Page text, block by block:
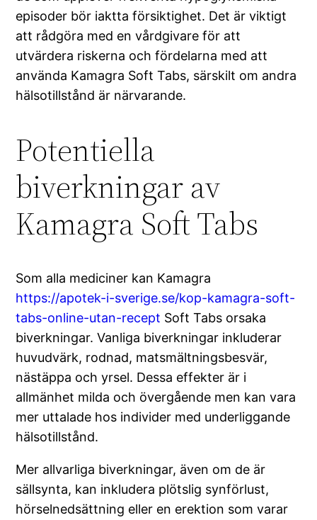
episoder bör iaktta försiktighet. Det är viktigt
att rådgöra med en vårdgivare för att
utvärdera riskerna och fördelarna med att
använda Kamagra Soft Tabs, särskilt om andra
hälsotillstånd är närvarande.
Potentiella
biverkningar av
Kamagra Soft Tabs
Som alla mediciner kan Kamagra
https://apotek-i-sverige.se/kop-kamagra-soft-
tabs-online-utan-recept Soft Tabs orsaka
biverkningar. Vanliga biverkningar inkluderar
huvudvärk, rodnad, matsmältningsbesvär,
nästäppa och yrsel. Dessa effekter är i
allmänhet milda och övergående men kan vara
mer uttalade hos individer med underliggande
hälsotillstånd.
Mer allvarliga biverkningar, även om de är
sällsynta, kan inkludera plötslig synförlust,
hörselnedsättning eller en erektion som varar